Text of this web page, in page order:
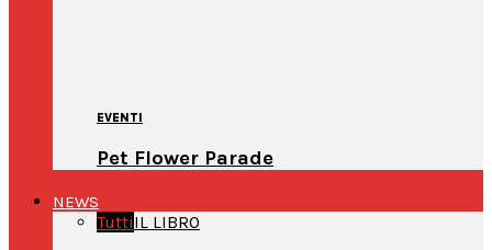
EVENTI
Pet Flower Parade
NEWS
TuttiIL LIBRO